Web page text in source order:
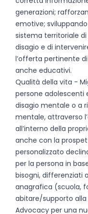
generazioni;
emotive;
sistema territoriale
disagio e di
l’offerta pertinente
anche educativi.
Qualità della vita -
persone adolescenti
disagio mentale o a
mentale, attraverso
all’interno della
anche con la
personalizzato
per la persona in
bisogni, differenziati
anagrafica (scuola,
abitare/supporto
Advocacy per una